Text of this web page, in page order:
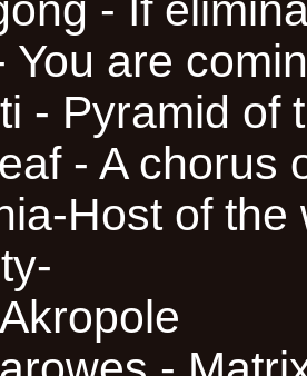
You are
- Pyramid of
- A chorus
Host of the